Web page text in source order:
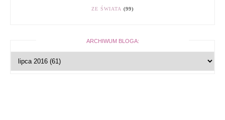
ZE ŚWIATA (99)
ARCHIWUM BLOGA: